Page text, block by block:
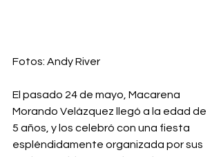
Fotos: Andy River
El pasado 24 de mayo, Macarena
Morando Velázquez llegó a la edad de
5 años, y los celebró con una fiesta
espléndidamente organizada por sus